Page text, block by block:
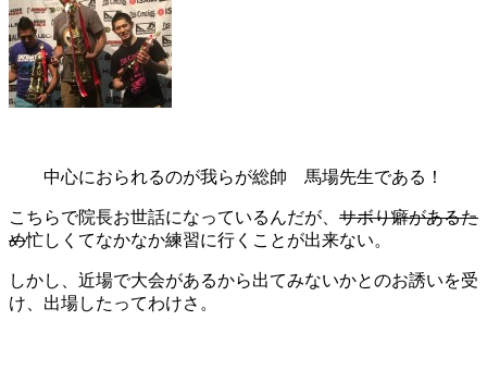
中心におられるのが我らが総帥 馬場先生である！
こちらで院長お世話になっているんだが、 サボり癖があるた
め忙しくてなかなか練習に行くことが出来ない。
しかし、近場で大会があるから出てみないかとのお誘いを受
け、出場したってわけさ。